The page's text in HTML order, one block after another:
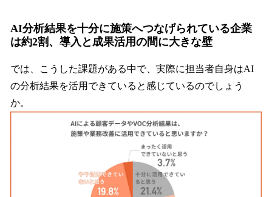
AI分析結果を十分に施策へつなげられている企業
は約2割、導入と成果活用の間に大きな壁
では、こうした課題がある中で、実際に担当者自身はAI
の分析結果を活用できていると感じているのでしょう
か。